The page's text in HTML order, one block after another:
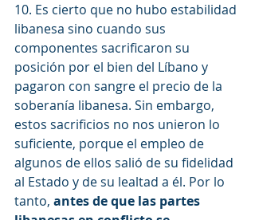
10. Es cierto que no hubo estabilidad
libanesa sino cuando sus
componentes sacrificaron su
posición por el bien del Líbano y
pagaron con sangre el precio de la
soberanía libanesa. Sin embargo,
estos sacrificios no nos unieron lo
suficiente, porque el empleo de
algunos de ellos salió de su fidelidad
al Estado y de su lealtad a él. Por lo
tanto, antes de que las partes